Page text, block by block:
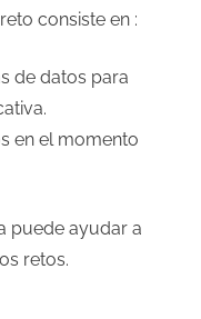
consiste en :
de datos para
en el momento
puede ayudar a
retos.